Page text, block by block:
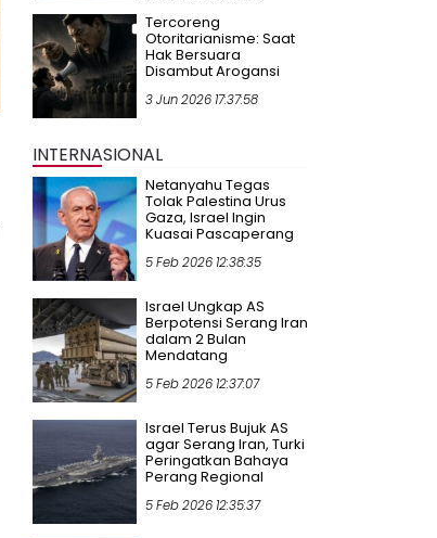
Tercoreng
Otoritarianisme: Saat
Hak Bersuara
Disambut Arogansi
3 Jun 2026 17:37:58
INTERNASIONAL
Netanyahu Tegas
Tolak Palestina Urus
Gaza, Israel Ingin
Kuasai Pascaperang
5 Feb 2026 12:38:35
Israel Ungkap AS
Berpotensi Serang Iran
dalam 2 Bulan
Mendatang
5 Feb 2026 12:37:07
Israel Terus Bujuk AS
agar Serang Iran, Turki
Peringatkan Bahaya
Perang Regional
5 Feb 2026 12:35:37